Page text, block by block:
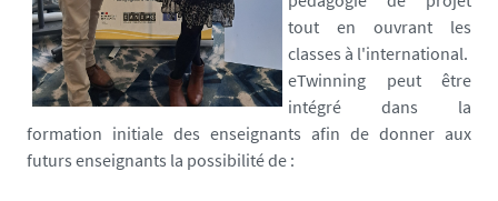
s
m
e
tout en ouvrant les
classes à l'international.
eTwinning peut être
intégré dans la
formation initiale des enseignants afin de donner aux
futurs enseignants la possibilité de :